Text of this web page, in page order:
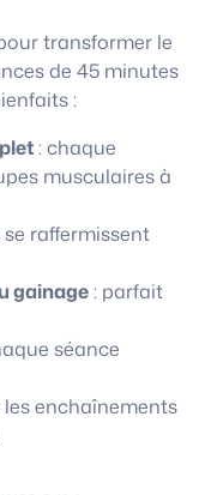
transformer le
de 45 minutes
:
: chaque
musculaires à
se raffermissent
gainage: parfait
séance
les enchaînements